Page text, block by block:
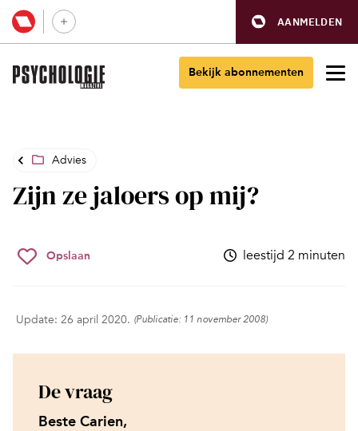
AANMELDEN
Bekijk abonnementen
Advies
Zijn ze jaloers op mij?
Opslaan leestijd 2 minuten
Update: 26 april 2020. (Publicatie: 11 november 2008)
De vraag
Beste Carien,